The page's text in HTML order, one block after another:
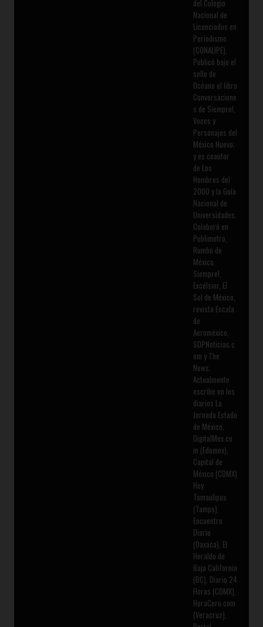
del Colegio
Nacional de
Licenciados en
Periodismo
(CONALIPE).
Publicó bajo el
sello de
Océano el libro
Conversacione
s de Siempre!,
Voces y
Personajes del
México Nuevo;
y es coautor
de Los
Hombres del
2000 y la Guía
Nacional de
Universidades.
Colaboró en
Publimetro,
Rumbo de
México,
Siempre!,
Excélsior, El
Sol de México,
revista Escala
de
Aeroméxico,
SDPNoticias.c
om y The
News.
Actualmente
escribe en los
diarios La
Jornada Estado
de México,
DigitalMex.co
m (Edomex),
Capital de
México (CDMX)
Hoy
Tamaulipas
(Tamps),
Encuentro
Diario
(Oaxaca), El
Heraldo de
Baja California
(BC), Diario 24
Horas (CDMX),
HoraCero.com
(Veracruz),